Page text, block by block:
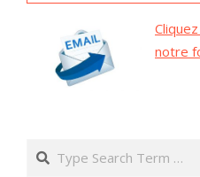
notre
Search